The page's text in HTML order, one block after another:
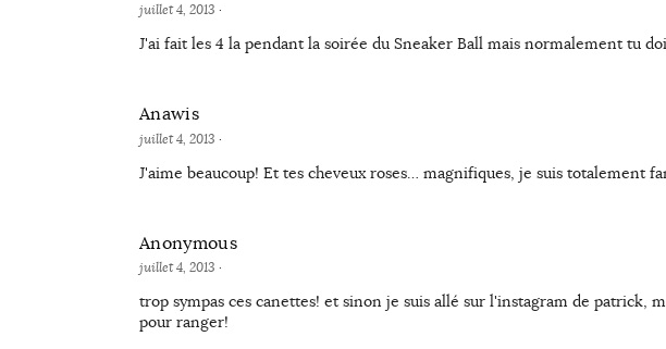
juillet 4, 2013 ·
J'ai fait les 4 la pendant la soirée du Sneaker Ball mais normalement tu
Anawis
juillet 4, 2013 ·
J'aime beaucoup! Et tes cheveux roses… magnifiques, je suis totalement
Anonymous
juillet 4, 2013 ·
trop sympas ces canettes! et sinon je suis allé sur l'instagram de patrick,
pour ranger!